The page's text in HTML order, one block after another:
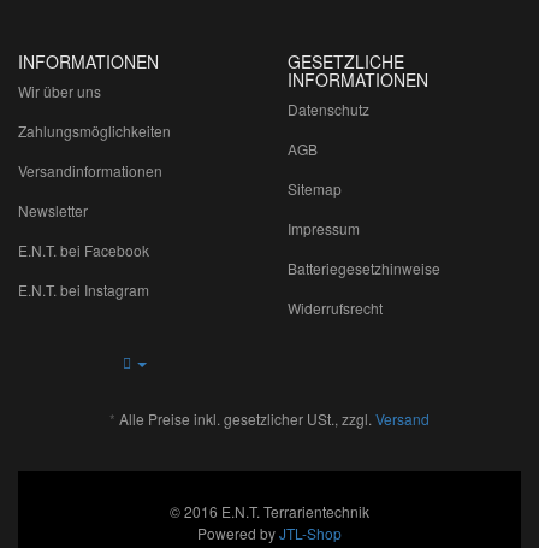
INFORMATIONEN
Wir über uns
Zahlungsmöglichkeiten
Versandinformationen
Newsletter
E.N.T. bei Facebook
E.N.T. bei Instagram
GESETZLICHE
INFORMATIONEN
Datenschutz
AGB
Sitemap
Impressum
Batteriegesetzhinweise
Widerrufsrecht
* Alle Preise inkl. gesetzlicher USt., zzgl. Versand
© 2016 E.N.T. Terrarientechnik
Powered byJTL-Shop